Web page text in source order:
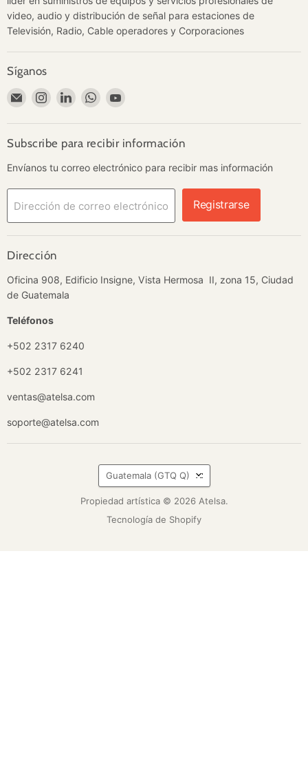
video, audio y distribución de señal para estaciones de
Televisión, Radio, Cable operadores y Corporaciones
Síganos
Encuéntrenos
Correo
electrónico
Encuéntrenos
Instagram
Encuéntrenos
LinkedIn
Encuéntrenos
WhatsApp
Encuéntrenos
YouTube
Subscribe para recibir información
Envíanos tu correo electrónico para recibir mas información
Dirección de correo electrónico Registrarse
Dirección
Oficina 908, Edificio Insigne, Vista Hermosa II, zona 15, Ciudad
de Guatemala
Teléfonos
+502 2317 6240
+502 2317 6241
ventas@atelsa.com
soporte@atelsa.com
País
Guatemala (GTQ Q)
Propiedad artística © 2026 Atelsa.
Tecnología de Shopify